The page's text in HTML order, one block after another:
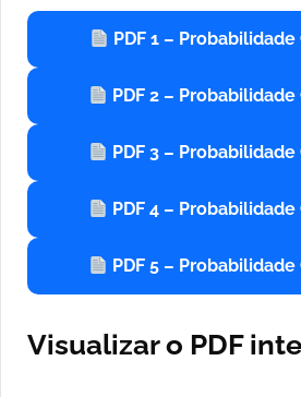
PDF 1 –
PDF 2 –
PDF 3 –
PDF 4 –
PDF 5 –
Visualizar o PDF